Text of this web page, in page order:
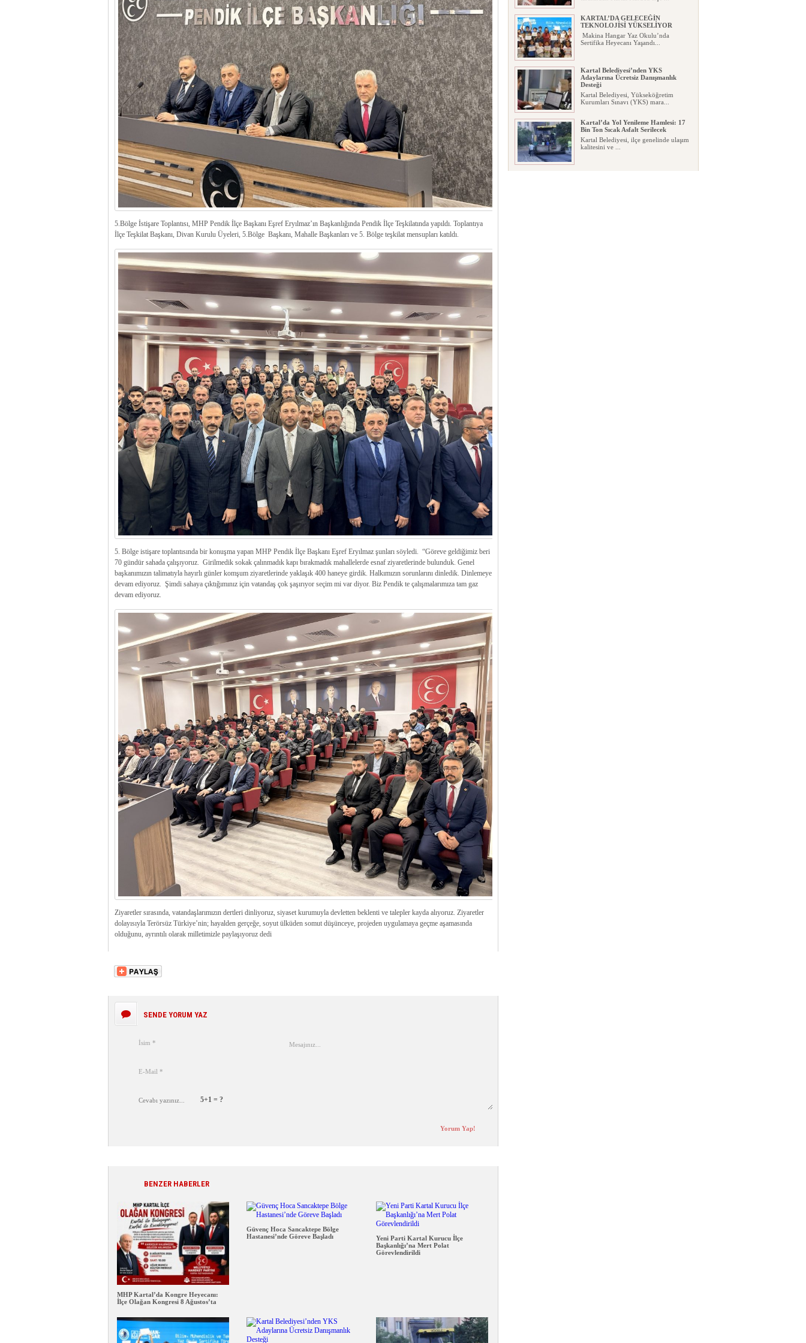
5.Bölge İstişare Toplantısı, MHP Pendik İlçe Başkanı Eşref Eryılmaz’ın Başkanlığında Pendik İlçe Teşkilatında yapıldı. Toplantıya
İlçe Teşkilat Başkanı, Divan Kurulu Üyeleri, 5.Bölge Başkanı, Mahalle Başkanları ve 5. Bölge teşkilat mensupları katıldı.
5. Bölge istişare toplantısında bir konuşma yapan MHP Pendik İlçe Başkanı Eşref Eryılmaz şunları söyledi. “Göreve geldiğimiz beri
70 gündür sahada çalışıyoruz. Girilmedik sokak çalınmadık kapı bırakmadık mahallelerde esnaf ziyaretlerinde bulunduk. Genel
başkanımızın talimatıyla hayırlı günler komşum ziyaretlerinde yaklaşık 400 haneye girdik. Halkımızın sorunlarını dinledik. Dinlemeye
devam ediyoruz. Şimdi sahaya çıktığımınız için vatandaş çok şaşırıyor seçim mi var diyor. Biz Pendik te çalışmalarımıza tam gaz
devam ediyoruz.
Ziyaretler sırasında, vatandaşlarımızın dertleri dinliyoruz, siyaset kurumuyla devletten beklenti ve talepler kayda alıyoruz. Ziyaretler
dolayısıyla Terörsüz Türkiye’nin; hayalden gerçeğe, soyut ülküden somut düşünceye, projeden uygulamaya geçme aşamasında
olduğunu, ayrıntılı olarak milletimizle paylaşıyoruz dedi
SENDE YORUM YAZ
5+1 = ?
BENZER HABERLER
MHP Kartal’da Kongre Heyecanı:
İlçe Olağan Kongresi 8 Ağustos’ta
Güvenç Hoca Sancaktepe Bölge
Hastanesi’nde Göreve Başladı
Yeni Parti Kartal Kurucu İlçe
Başkanlığı’na Mert Polat
Görevlendirildi
KARTAL’DA GELECEĞİN
TEKNOLOJİSİ YÜKSELİYOR
Makina Hangar Yaz Okulu’nda
Sertifika Heyecanı Yaşandı...
Kartal Belediyesi’nden YKS
Adaylarına Ücretsiz Danışmanlık
Desteği
Kartal Belediyesi, Yükseköğretim
Kurumları Sınavı (YKS) mara...
Kartal’da Yol Yenileme Hamlesi: 17
Bin Ton Sıcak Asfalt Serilecek
​Kartal Belediyesi, ilçe genelinde ulaşım
kalitesini ve ...